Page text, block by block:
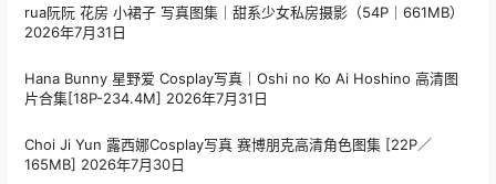
rua阮阮 花房 小裙子 写真图集｜甜系少女私房摄影（54P｜661MB）
2026年7月31日
Hana Bunny 星野爱 Cosplay写真｜Oshi no Ko Ai Hoshino 高清图
片合集[18P-234.4M] 2026年7月31日
Choi Ji Yun 露西娜Cosplay写真 赛博朋克高清角色图集 [22P／
165MB] 2026年7月30日